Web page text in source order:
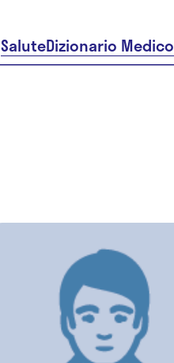
SaluteDizionario Medico